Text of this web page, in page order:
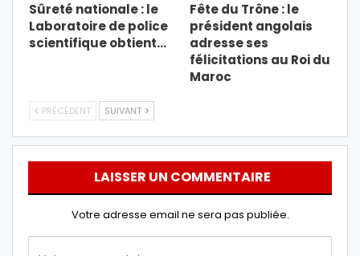
Sûreté nationale : le
Laboratoire de police
scientifique obtient…
Fête du Trône : le
président angolais
adresse ses
félicitations au Roi du
Maroc
PRÉCÉDENT SUIVANT
LAISSER UN COMMENTAIRE
Votre adresse email ne sera pas publiée.